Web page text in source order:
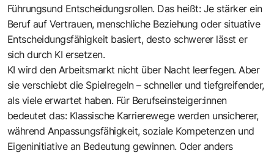
Führungsund Entscheidungsrollen. Das heißt: Je stärker ein
Beruf auf Vertrauen, menschliche Beziehung oder situative
Entscheidungsfähigkeit basiert, desto schwerer lässt er
sich durch KI ersetzen.
KI wird den Arbeitsmarkt nicht über Nacht leerfegen. Aber
sie verschiebt die Spielregeln – schneller und tiefgreifender,
als viele erwartet haben. Für Berufseinsteiger:innen
bedeutet das: Klassische Karrierewege werden unsicherer,
während Anpassungsfähigkeit, soziale Kompetenzen und
Eigeninitiative an Bedeutung gewinnen. Oder anders